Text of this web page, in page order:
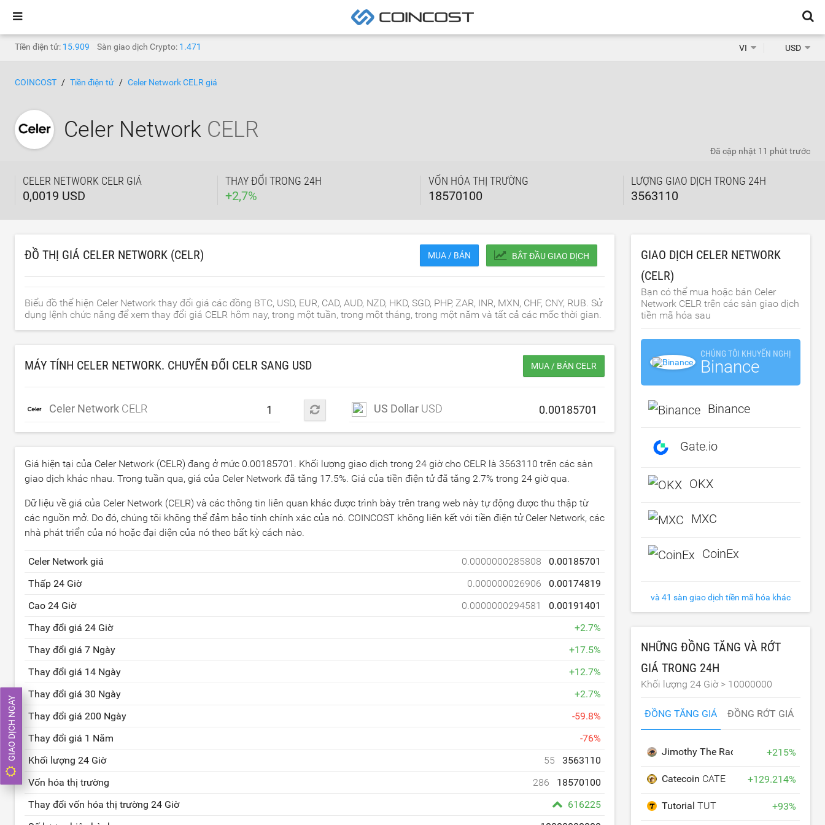
Tiền điện tử: 15.909 Sàn giao dịch Crypto: 1.471 VI USD
COINCOST Tiền điện tử Celer Network CELR giá
Celer Network CELR
CELER NETWORK CELR GIÁ
0,0019 USD
THAY ĐỔI TRONG 24H
+2,7%
VỐN HÓA THỊ TRƯỜNG
18570100
LƯỢNG GIAO DỊCH TRONG 24H
3563110
Đã cập nhật 11 phút trước
ĐỒ THỊ GIÁ CELER NETWORK (CELR) MUA / BÁN BẮT ĐẦU GIAO DỊCH
Biểu đồ thể hiện Celer Network thay đổi giá các đồng BTC, USD, EUR, CAD, AUD, NZD, HKD, SGD, PHP, ZAR, INR, MXN, CHF, CNY, RUB. Sử
dụng lệnh chức năng để xem thay đổi giá CELR hôm nay, trong một tuần, trong một tháng, trong một năm và tất cả các mốc thời gian.
MÁY TÍNH CELER NETWORK. CHUYỂN ĐỔI CELR SANG USD MUA / BÁN CELR
Celer Network CELR US Dollar USD
Giá hiện tại của Celer Network (CELR) đang ở mức 0.00185701 . Khối lượng giao dịch trong 24 giờ cho CELR là 3563110 trên các sàn
giao dịch khác nhau. Trong tuần qua, giá của Celer Network đã tăng 17.5%. Giá của tiền điện tử đã tăng 2.7% trong 24 giờ qua.
Dữ liệu về giá của Celer Network (CELR) và các thông tin liên quan khác được trình bày trên trang web này tự động được thu thập từ
các nguồn mở. Do đó, chúng tôi không thể đảm bảo tính chính xác của nó. COINCOST không liên kết với tiền điện tử Celer Network, các
nhà phát triển của nó hoặc đại diện của nó theo bất kỳ cách nào.
Celer Network giá 0.0000000285808
0.00185701
Thấp 24 Giờ
0.000000026906
0.00174819
Cao 24 Giờ
0.0000000294581
0.00191401
Thay đổi giá 24 Giờ
+2.7%
Thay đổi giá 7 Ngày
+17.5%
Thay đổi giá 14 Ngày
+12.7%
Thay đổi giá 30 Ngày
+2.7%
Thay đổi giá 200 Ngày
-59.8%
Thay đổi giá 1 Năm
-76%
Khối lượng 24 Giờ
55
3563110
Vốn hóa thị trường
286
18570100
Thay đổi vốn hóa thị trường 24 Giờ
616225
GIAO DỊCH CELER NETWORK
(CELR)
Bạn có thể mua hoặc bán Celer
Network CELR trên các sàn giao dịch
tiền mã hóa sau
CHÚNG TÔI KHUYẾN NGHỊ
Binance
Binance
Gate.io
OKX
MXC
CoinEx
và 41 sàn giao dịch tiền mã hóa khác
NHỮNG ĐỒNG TĂNG VÀ RỚT
GIÁ TRONG 24H
Khối lượng 24 Giờ > 10000000
ĐỒNG TĂNG GIÁ ĐỒNG RỚT GIÁ
Jimothy The Raccoon JIMOTHY
+215%
Catecoin CATE +129.214%
TutorialTUT +93%
GIAO DỊCH NGAY